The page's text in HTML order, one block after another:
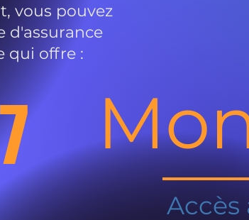
vous pouvez
d'assurance
qui offre :
Accès